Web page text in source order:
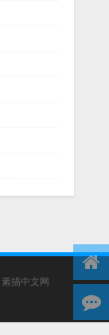
素描中文网